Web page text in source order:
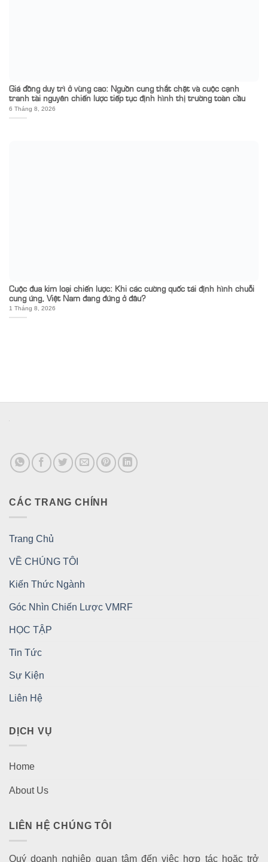
Giá đồng duy trì ở vùng cao: Nguồn cung thắt chặt và cuộc cạnh
tranh tài nguyên chiến lược tiếp tục định hình thị trường toàn cầu
6 Tháng 8, 2026
Cuộc đua kim loại chiến lược: Khi các cường quốc tái định hình chuỗi
cung ứng, Việt Nam đang đứng ở đâu?
1 Tháng 8, 2026
CÁC TRANG CHÍNH
Trang Chủ
VỀ CHÚNG TÔI
Kiến Thức Ngành
Góc Nhìn Chiến Lược VMRF
HỌC TẬP
Tin Tức
Sự Kiện
Liên Hệ
DỊCH VỤ
Home
About Us
LIÊN HỆ CHÚNG TÔI
Quý doanh nghiệp quan tâm đến việc hợp tác hoặc trở